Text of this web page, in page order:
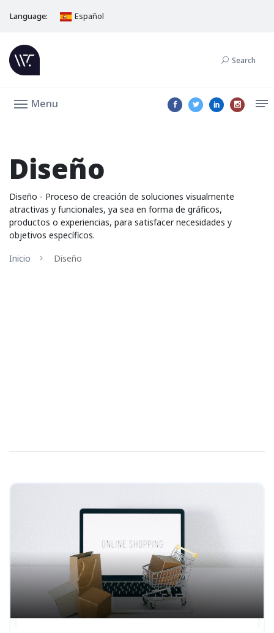
Language: Español
Search
Menu
Diseño
Diseño - Proceso de creación de soluciones visualmente
atractivas y funcionales, ya sea en forma de gráficos,
productos o experiencias, para satisfacer necesidades y
objetivos específicos.
Inicio
Diseño